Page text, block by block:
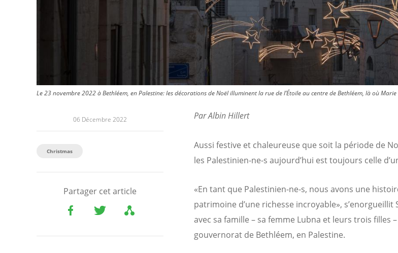
Le 23 novembre 2022 à Bethléem, en Palestine: les décorations de Noël illuminent la rue de l’Étoile au centre de Bethléem, là où
06 Décembre 2022
Christmas
Partager cet article
Par Albin Hillert
Aussi festive et chaleureuse que soit la période de
les Palestinien-ne-s aujourd’hui est toujours celle
«En tant que Palestinien-ne-s, nous avons une
patrimoine d’une richesse incroyable», s’enorgueillit
avec sa famille – sa femme Lubna et leurs trois filles
gouvernorat de Bethléem, en Palestine.